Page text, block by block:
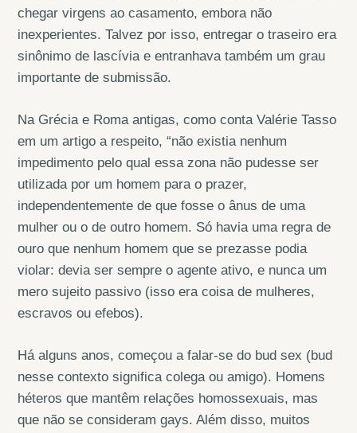
chegar virgens ao casamento, embora não
inexperientes. Talvez por isso, entregar o traseiro era
sinônimo de lascívia e entranhava também um grau
importante de submissão.
Na Grécia e Roma antigas, como conta Valérie Tasso
em um artigo a respeito, “não existia nenhum
impedimento pelo qual essa zona não pudesse ser
utilizada por um homem para o prazer,
independentemente de que fosse o ânus de uma
mulher ou o de outro homem. Só havia uma regra de
ouro que nenhum homem que se prezasse podia
violar: devia ser sempre o agente ativo, e nunca um
mero sujeito passivo (isso era coisa de mulheres,
escravos ou efebos).
Há alguns anos, começou a falar-se do bud sex (bud
nesse contexto significa colega ou amigo). Homens
héteros que mantêm relações homossexuais, mas
que não se consideram gays. Além disso, muitos